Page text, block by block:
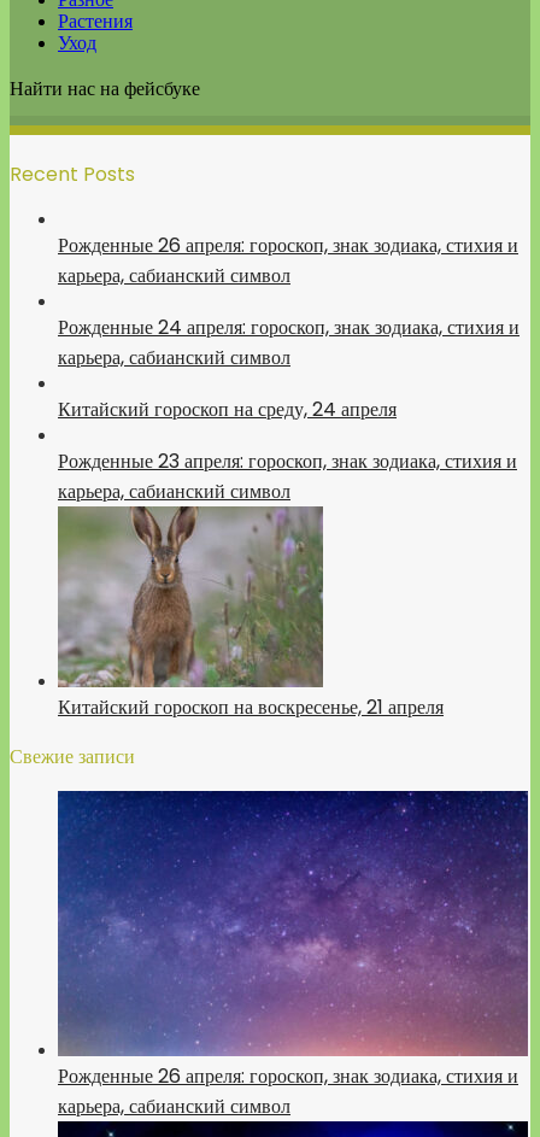
Растения
Уход
Найти нас на фейсбуке
Recent Posts
Рожденные 26 апреля: гороскоп, знак зодиака, стихия и
карьера, сабианский символ
Рожденные 24 апреля: гороскоп, знак зодиака, стихия и
карьера, сабианский символ
Китайский гороскоп на среду, 24 апреля
Рожденные 23 апреля: гороскоп, знак зодиака, стихия и
карьера, сабианский символ
Китайский гороскоп на воскресенье, 21 апреля
Свежие записи
Рожденные 26 апреля: гороскоп, знак зодиака, стихия и
карьера, сабианский символ